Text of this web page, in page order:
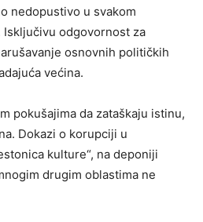
nedopustivo u svakom
odgovornost za
osnovnih političkih
većina.
pokušajima da zataškaju istinu,
Dokazi o korupciji u
kulture“, na deponiji
drugim oblastima ne